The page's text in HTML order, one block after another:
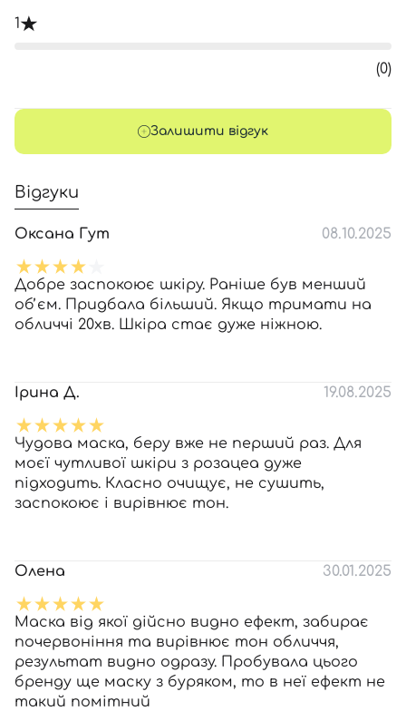
1
(0)
Залишити відгук
Відгуки
Оксана Гут 08.10.2025
Добре заспокоює шкіру. Раніше був менший
обʼєм. Придбала більший. Якщо тримати на
обличчі 20хв. Шкіра стає дуже ніжною.
Ірина Д. 19.08.2025
Чудова маска, беру вже не перший раз. Для
моєї чутливої шкіри з розацеа дуже
підходить. Класно очищує, не сушить,
заспокоює і вирівнює тон.
Олена 30.01.2025
Маска від якої дійсно видно ефект, забирає
почервоніння та вирівнює тон обличчя,
результат видно одразу. Пробувала цього
бренду ще маску з буряком, то в неї ефект не
такий помітний